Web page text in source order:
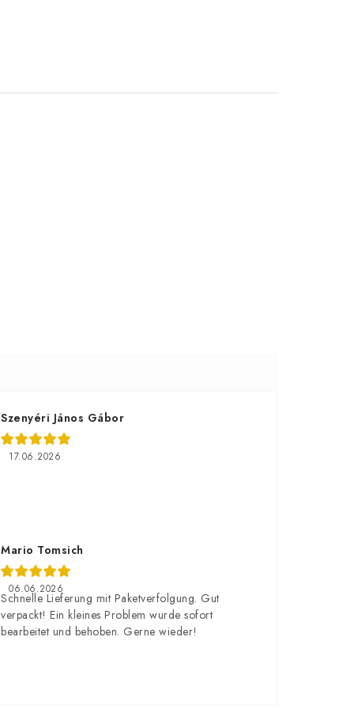
Szenyéri János Gábor
17.06.2026
Mario Tomsich
06.06.2026
Schnelle Lieferung mit Paketverfolgung. Gut
verpackt! Ein kleines Problem wurde sofort
bearbeitet und behoben. Gerne wieder!